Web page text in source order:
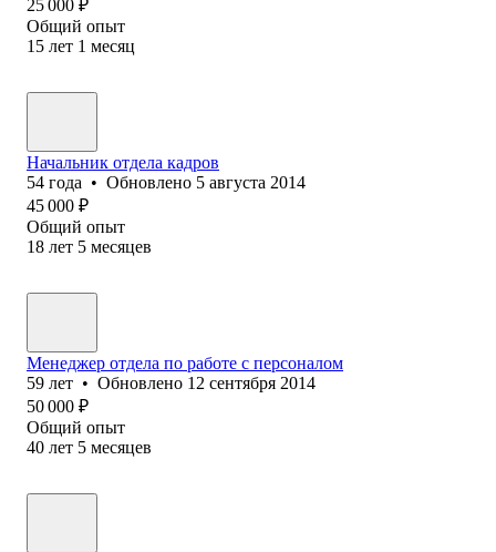
25 000 ₽
Общий опыт
15 лет 1 месяц
Начальник отдела кадров
54 года • Обновлено 5 августа 2014
45 000 ₽
Общий опыт
18 лет 5 месяцев
Менеджер отдела по работе с персоналом
59 лет • Обновлено 12 сентября 2014
50 000 ₽
Общий опыт
40 лет 5 месяцев